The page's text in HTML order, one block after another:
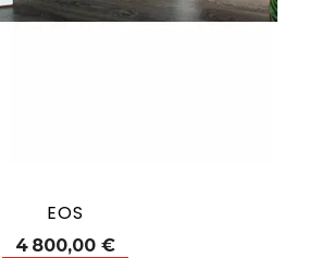
EOS
4 800,00 €Prix